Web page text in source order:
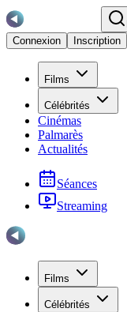
Connexion
Inscription
Films
Célébrités
Cinémas
Palmarès
Actualités
Séances
Streaming
Films
Célébrités